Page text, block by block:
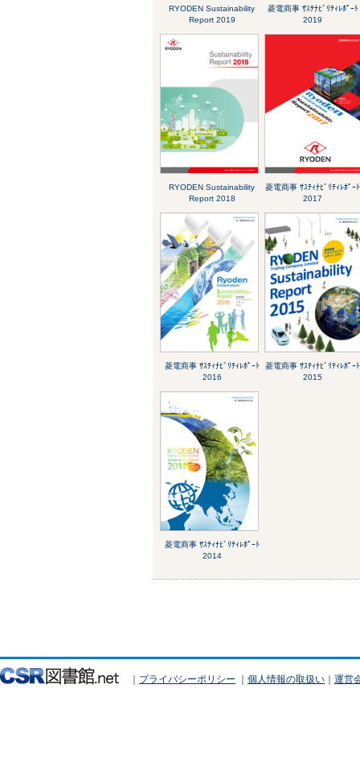
RYODEN Sustainability
Report 2019
菱電商事 ｻｽﾃﾅﾋﾞﾘﾃｨﾚﾎﾟｰﾄ
2019
RYODEN Sustainability
Report 2018
菱電商事 ｻｽﾃｨﾅﾋﾞﾘﾃｨﾚﾎﾟｰﾄ
2017
菱電商事 ｻｽﾃｨﾅﾋﾞﾘﾃｨﾚﾎﾟｰﾄ
2016
菱電商事 ｻｽﾃｨﾅﾋﾞﾘﾃｨﾚﾎﾟｰﾄ
2015
菱電商事 ｻｽﾃｨﾅﾋﾞﾘﾃｨﾚﾎﾟｰﾄ
2014
｜ プライバシーポリシー ｜ 個人情報の取扱い ｜ 運営